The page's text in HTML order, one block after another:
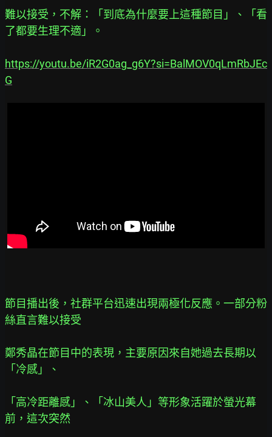
難以接受，不解：「到底為什麼要上這種節目」、「看
了都要生理不適」。
https://youtu.be/iR2G0ag_g6Y?si=BalMOV0qLmRbJEc
G
節目播出後，社群平台迅速出現兩極化反應。一部分粉
絲直言難以接受
鄭秀晶在節目中的表現，主要原因來自她過去長期以
「冷感」、
「高冷距離感」、「冰山美人」等形象活躍於螢光幕
前，這次突然